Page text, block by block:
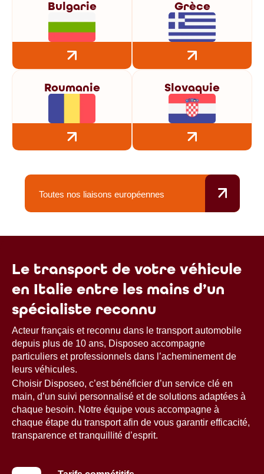
Bulgarie Grèce
Roumanie Slovaquie
Toutes nos liaisons européennes
Le transport de votre véhicule
en Italie entre les mains d’un
spécialiste reconnu
Acteur français et reconnu dans le transport automobile
depuis plus de 10 ans, Disposeo accompagne
particuliers et professionnels dans l’acheminement de
leurs véhicules.
Choisir Disposeo, c’est bénéficier d’un service clé en
main, d’un suivi personnalisé et de solutions adaptées à
chaque besoin. Notre équipe vous accompagne à
chaque étape du transport afin de vous garantir efficacité,
transparence et tranquillité d’esprit.